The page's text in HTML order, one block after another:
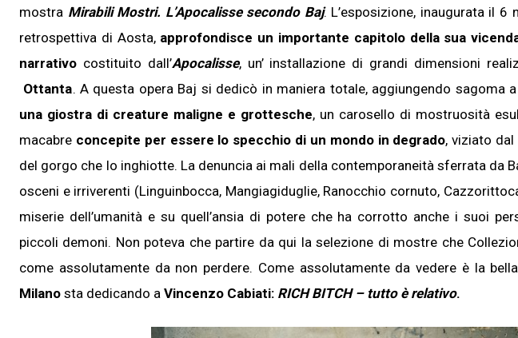
mostra Mirabili Mostri. L’Apocalisse secondo Baj. L’esposizione, inaugurata il
retrospettiva di Aosta,approfondisce un importante capitolo della sua
narrativo costituito dall’Apocalisse, un’ installazione di grandi dimensioni
Ottanta. A questa opera Baj si dedicò in maniera totale, aggiungendo sagoma
una giostra di creature maligne e grottesche, un carosello di mostruosità
macabre concepite per essere lo specchio di un mondo in degrado, viziato
del gorgo che lo inghiotte. La denuncia ai mali della contemporaneità sferrata da
osceni e irriverenti (Linguinbocca, Mangiagiduglie, Ranocchio cornuto,
miserie dell’umanità e su quell’ansia di potere che ha corrotto anche i suoi
piccoli demoni. Non poteva che partire da qui la selezione di mostre che
come assolutamente da non perdere. Come assolutamente da vedere è la
Milano sta dedicando a Vincenzo Cabiati: RICH BITCH – tutto è relativo.